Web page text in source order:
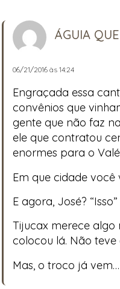
ÁGUIA
06/21/2016 às 14:24
Engraçada essa
convênios que
gente que não faz
ele que contratou
enormes para o
Em que cidade você
E agora, José?
Tijucax merece algo
colocou lá. Não
Mas, o troco já vem…